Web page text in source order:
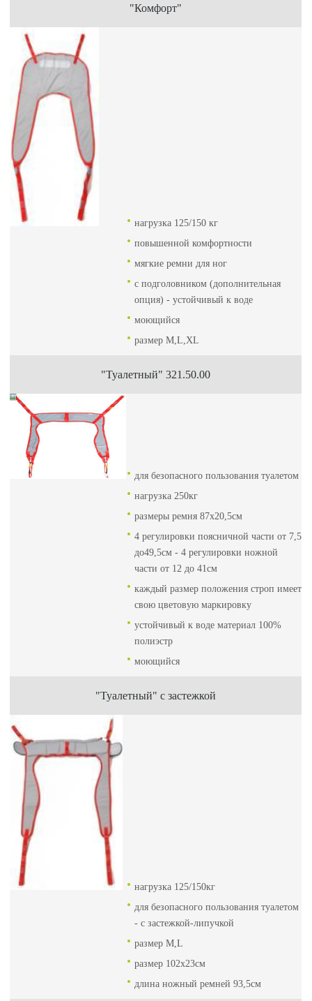
"Комфорт"
нагрузка 125/150 кг
повышенной комфортности
мягкие ремни для ног
с подголовником (дополнительная
опция) - устойчивый к воде
моющийся
размер М,L,XL
"Туалетный" 321.50.00
для безопасного пользования туалетом
нагрузка 250кг
размеры ремня 87х20,5см
4 регулировки поясничной части от 7,5
до49,5см - 4 регулировки ножной
части от 12 до 41см
каждый размер положения строп имеет
свою цветовую маркировку
устойчивый к воде материал 100%
полиэстр
моющийся
"Туалетный" с застежкой
нагрузка 125/150кг
для безопасного пользования туалетом
- с застежкой-липучкой
размер M,L
размер 102x23см
длина ножный ремней 93,5см